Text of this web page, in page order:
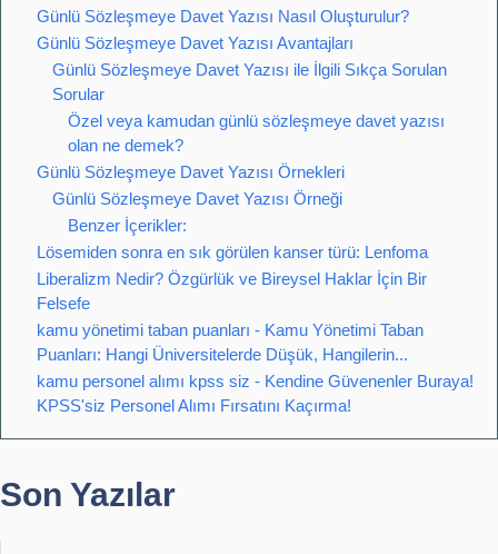
Günlü Sözleşmeye Davet Yazısı Nasıl Oluşturulur?
Günlü Sözleşmeye Davet Yazısı Avantajları
Günlü Sözleşmeye Davet Yazısı ile İlgili Sıkça Sorulan
Sorular
Özel veya kamudan günlü sözleşmeye davet yazısı
olan ne demek?
Günlü Sözleşmeye Davet Yazısı Örnekleri
Günlü Sözleşmeye Davet Yazısı Örneği
Benzer İçerikler:
Lösemiden sonra en sık görülen kanser türü: Lenfoma
Liberalizm Nedir? Özgürlük ve Bireysel Haklar İçin Bir
Felsefe
kamu yönetimi taban puanları - Kamu Yönetimi Taban
Puanları: Hangi Üniversitelerde Düşük, Hangilerin...
kamu personel alımı kpss siz - Kendine Güvenenler Buraya!
KPSS'siz Personel Alımı Fırsatını Kaçırma!
Son Yazılar